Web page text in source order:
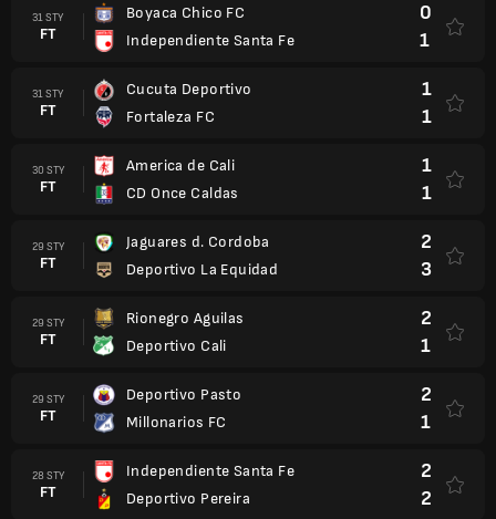
31 STY
FT
Boyaca Chico FC
Independiente Santa Fe
0
1
31 STY
FT
Cucuta Deportivo
Fortaleza FC
1
1
30 STY
FT
America de Cali
CD Once Caldas
1
1
29 STY
FT
Jaguares d. Cordoba
Deportivo La Equidad
2
3
29 STY
FT
Rionegro Aguilas
Deportivo Cali
2
1
29 STY
FT
Deportivo Pasto
Millonarios FC
2
1
28 STY
FT
Independiente Santa Fe
Deportivo Pereira
2
2